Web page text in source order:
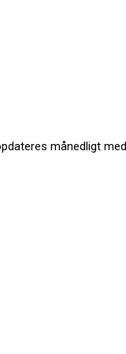
månedligt med